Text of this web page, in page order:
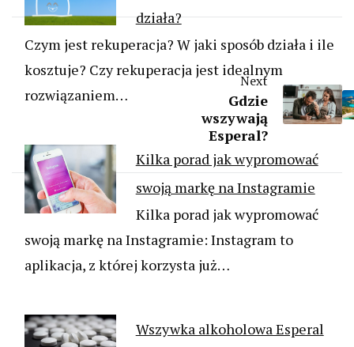
działa?
Czym jest rekuperacja? W jaki sposób działa i ile
kosztuje? Czy rekuperacja jest idealnym
rozwiązaniem…
Kilka porad jak wypromować
swoją markę na Instagramie
Kilka porad jak wypromować
swoją markę na Instagramie: Instagram to
aplikacja, z której korzysta już…
Wszywka alkoholowa Esperal
Next
Gdzie
wszywają
Esperal?